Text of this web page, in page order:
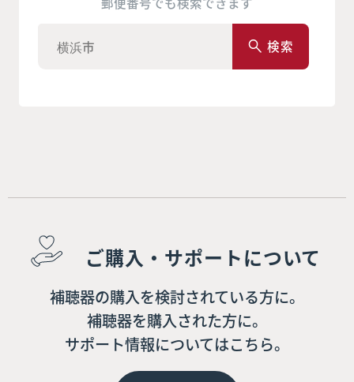
検索
ご購入・サポートについて
補聴器の購入を検討されている方に。
補聴器を購入された方に。
サポート情報についてはこちら。